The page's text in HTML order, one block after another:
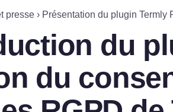
confidentialité
Générateur de politique
Générateur de CGU
Nos
IAB
DSAR
Nous
Devenez partenaire
Feuille de route des
presse › Présentation du plugin Termly
du
du